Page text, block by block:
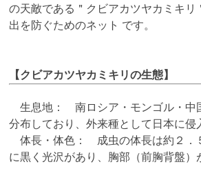
の天敵である＂クビアカツヤカミキリ
出を防ぐためのネット です。
【クビアカツヤカミキリの生態】
生息地： 南ロシア・モンゴル・中
分布しており、外来種として日本に侵
体長・体色： 成虫の体長は約２．
に黒く光沢があり、胸部（前胸背盤）